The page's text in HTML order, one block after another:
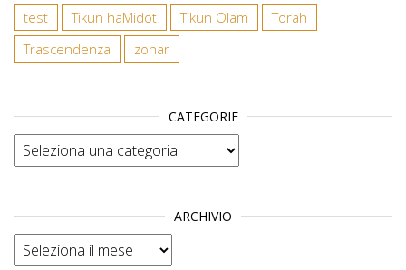
test
Tikun haMidot Tikun Olam
Torah
Trascendenza
zohar
CATEGORIE
Categorie
ARCHIVIO
Archivio